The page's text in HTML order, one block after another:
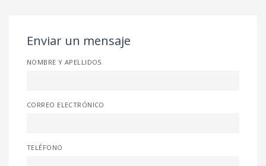
Enviar un mensaje
NOMBRE Y APELLIDOS
CORREO ELECTRÓNICO
TELÉFONO